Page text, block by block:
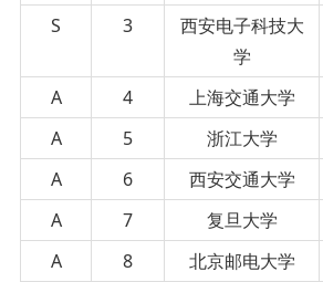
S
3
西安电子科技大
学
A 4 上海交通大学
A
5 浙江大学
A
6 西安交通大学
A
7 复旦大学
A
8 北京邮电大学